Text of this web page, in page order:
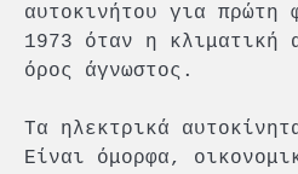
αυτοκινήτου για πρώτη
1973 όταν η κλιματική
όρος άγνωστος.
Τα ηλεκτρικά
Είναι όμορφα,